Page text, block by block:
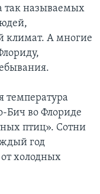
так называемых
климат. А многие
температура
Бич во Флориде
птиц». Сотни
год
холодных